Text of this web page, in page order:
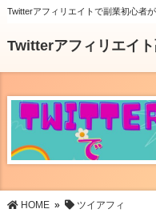
Twitterアフィリエイトで副業初心者
Twitterアフィリエイ
HOME» ツイアフィ